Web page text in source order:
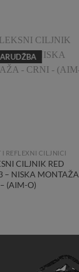
Add to
Wishlist
I REFLEXNI CILJNICI
CILJNIK RED
– NISKA MONTAŽA
(AIM-O)